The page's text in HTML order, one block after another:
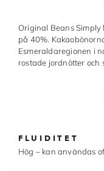
Made in Sweden
Pralinformar
Övriga råvaror
Original Beans Simply
på 40%.
Esmeraldaregionen i
rostade jordnötter och
FLUIDITET
Hög – kan användas